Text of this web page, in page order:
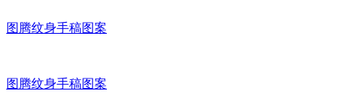
图腾纹身手稿图案
图腾纹身手稿图案